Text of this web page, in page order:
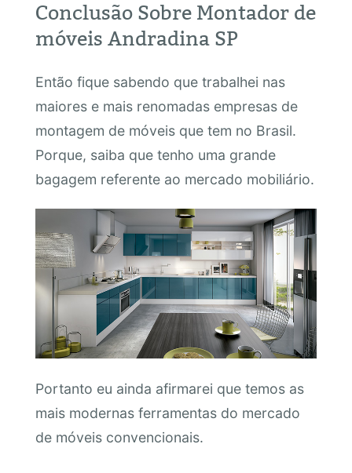
Conclusão Sobre Montador de
móveis Andradina SP
Então fique sabendo que trabalhei nas
maiores e mais renomadas empresas de
montagem de móveis que tem no Brasil.
Porque, saiba que tenho uma grande
bagagem referente ao mercado mobiliário.
Portanto eu ainda afirmarei que temos as
mais modernas ferramentas do mercado
de móveis convencionais.